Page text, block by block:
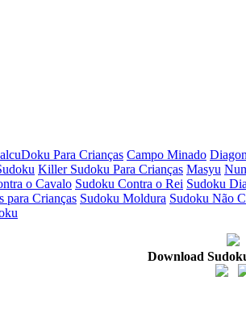
Para Crianças Campo Minado
Killer Sudoku Para Crianças Masyu
o Cavalo Sudoku Contra o Rei Sudoku
para Crianças Sudoku Moldura Sudoku Não
Download